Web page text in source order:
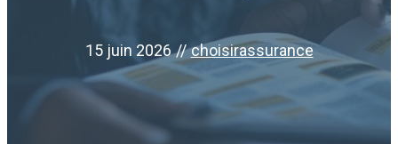
15 juin 2026 // choisirassurance